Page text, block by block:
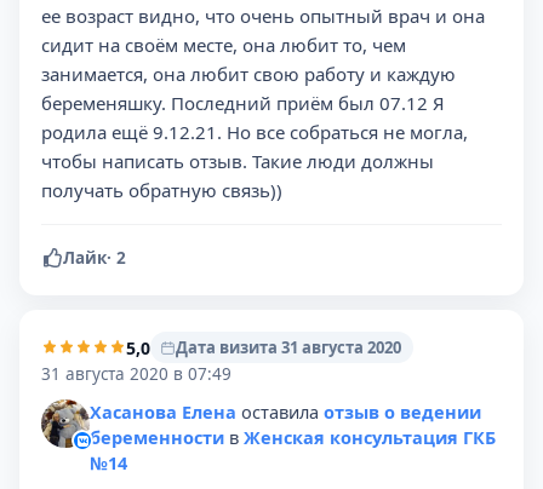
ее возраст видно, что очень опытный врач и она
сидит на своём месте, она любит то, чем
занимается, она любит свою работу и каждую
беременяшку. Последний приём был 07.12 Я
родила ещё 9.12.21. Но все собраться не могла,
чтобы написать отзыв. Такие люди должны
получать обратную связь))
Лайк· 2
5,0
Дата визита 31 августа 2020
31 августа 2020 в 07:49
Хасанова Елена оставила отзыв о ведении
беременности в Женская консультация ГКБ
№14